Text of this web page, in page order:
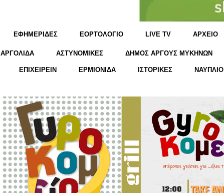
ΕΦΗΜΕΡΙΔΕΣ ΕΟΡΤΟΛΟΓΙΟ LIVE TV ΑΡΧΕΙΟ
ΑΡΓΟΛΙΔΑ ΑΣΤΥΝΟΜΙΚΕΣ ΔΗΜΟΣ ΑΡΓΟΥΣ ΜΥΚΗΝΩΝ
ΕΠΙΧΕΙΡΕΙΝ ΕΡΜΙΟΝΙΔΑ ΙΣΤΟΡΙΚΕΣ ΝΑΥΠΛΙΟ